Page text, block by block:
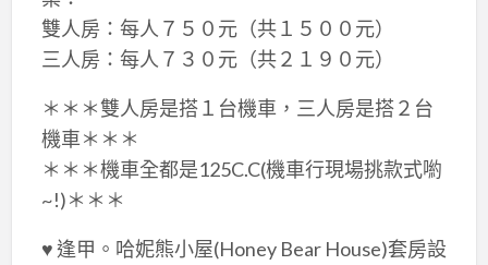
雙人房：每人７５０元（共１５００元）
三人房：每人７３０元（共２１９０元）
＊＊＊雙人房是搭１台機車，三人房是搭２台
機車＊＊＊
＊＊＊機車全都是125C.C(機車行現場挑款式喲
~!)＊＊＊
♥ 逢甲。哈妮熊小屋(Honey Bear House)套房設